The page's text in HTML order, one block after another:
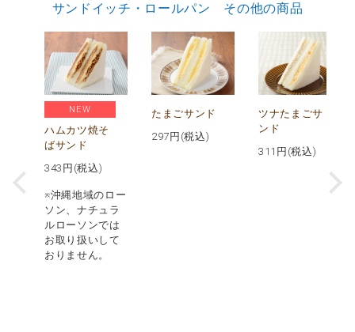
サンドイッチ・ロールパン その他の商品
NEW
ハムカツ焼そ
ばサンド
343 円(税込)
※沖縄地域のロー
ソン、ナチュラ
ルローソンでは
お取り扱いして
おりません。
たまごサンド
297 円(税込)
ツナたまごサ
ンド
311 円(税込)